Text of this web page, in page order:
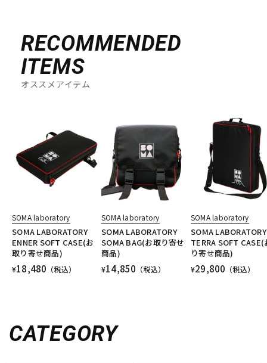
RECOMMENDED
ITEMS
オススメアイテム
SOMA laboratory
SOMA LABORATORY
ENNER SOFT CASE(お
取り寄せ商品)
¥18,480 （税込）
SOMA laboratory
SOMA LABORATORY
SOMA BAG(お取り寄せ
商品)
¥14,850 （税込）
SOMA laboratory
SOMA LABORATORY
TERRA SOFT CASE(
り寄せ商品)
¥29,800 （税込）
CATEGORY